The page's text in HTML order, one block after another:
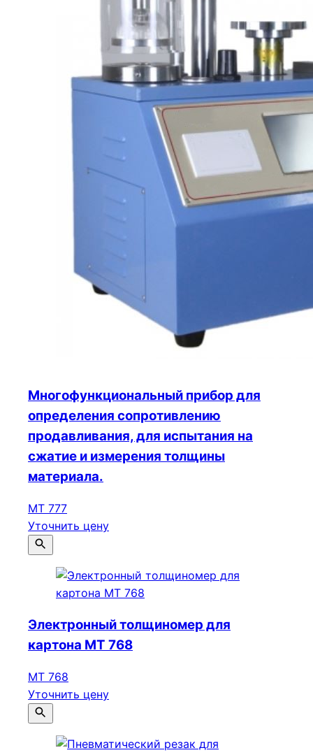
Многофункциональный прибор для
определения сопротивлению
продавливания, для испытания на
сжатие и измерения толщины
материала.
МТ 777
Уточнить цену
Электронный толщиномер для
картона МТ 768
МТ 768
Уточнить цену